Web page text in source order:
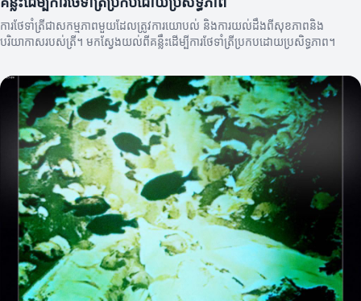
ការថែទាំត្រីជាសកម្មភាពមួយដែលត្រូវការយោបល់ និងការយល់ដឹងពីសុខភាពនិង
បរិយាកាសរបស់ត្រី។ មកស្វែងយល់ពីគន្លឹះដើម្បីការថែទាំត្រីប្រកបដោយប្រសិទ្ធភាព។